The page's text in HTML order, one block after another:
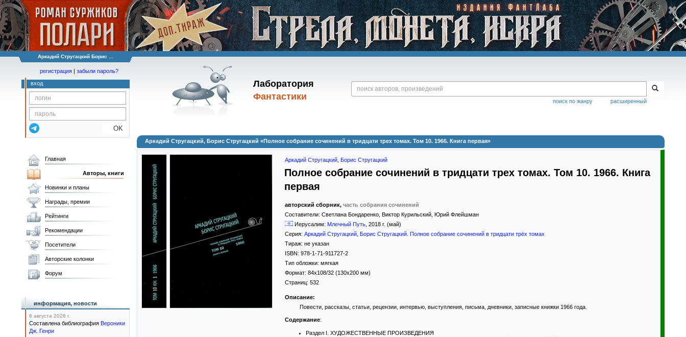
Аркадий Стругацкий Борис ...
Лаборатория
Фантастики
расширенный
поиск по жанру
регистрация | забыли пароль?
вход
OK
Аркадий Стругацкий, Борис Стругацкий «Полное собрание сочинений в тридцати трех томах. Том 10. 1966. Книга первая»
Аркадий Стругацкий Борис Стругацкий
Полное собрание сочинений в тридцати трех томах. Том 10. 1966. Книга
первая
авторский сборник, часть собрания сочинений
Составители: Светлана Бондаренко Виктор Курильский Юрий Флейшман
Иерусалим: Млечный Путь 2018 г. (май)
Серия: Аркадий Стругацкий, Борис Стругацкий. Полное собрание сочинений в тридцати трёх томах
Тираж: не указан
ISBN: 978-1-71-911727-2
Тип обложки: мягкая
Формат: 84x108/32 (130x200 мм)
Страниц: 532
Описание:
Повести, рассказы, статьи, рецензии, интервью, выступления, письма, дневники, записные книжки 1966 года.
Содержание:
Раздел I. ХУДОЖЕСТВЕННЫЕ ПРОИЗВЕДЕНИЯ
Главная
Авторы, книги
Новинки и планы
Награды, премии
Рейтинги
Рекомендации
Посетители
Авторские колонки
Форум
информация, новости
6 августа 2026 г.
Составлена библиография Вероники
Дж. Генри